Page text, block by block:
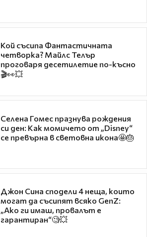
Кой съсипа Фантастичната
четворка? Майлс Телър
проговаря десетилетие по-късно
🎬👀💥
Селена Гомес празнува рождения
си ден: Как момичето от „Disney“
се превърна в световна икона🤩🎂
Джон Сина сподели 4 неща, които
могат да съсипят всяко GenZ:
„Ако ги имаш, провалът е
гарантиран“🧐💥